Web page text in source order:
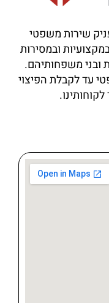
שירות משפטי
ובמסירות
ובני משפחותיהם.
עד לקבלת הפיצוי